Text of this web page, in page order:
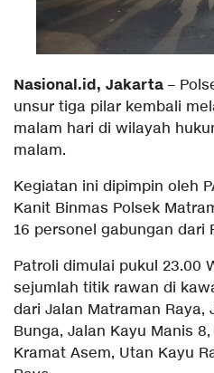
Nasional.id, Jakarta –
unsur tiga pilar kembali
malam hari di wilayah
malam.
Kegiatan ini dipimpin oleh
Kanit Binmas Polsek
16 personel gabungan dari
Patroli dimulai pukul 23.00
sejumlah titik rawan di
dari Jalan Matraman Raya,
Bunga, Jalan Kayu Manis
Kramat Asem, Utan Kayu